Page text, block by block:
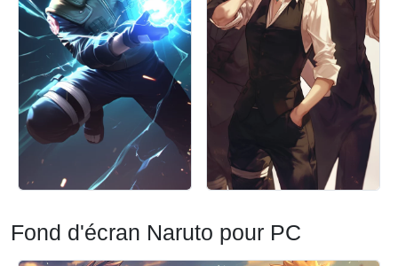
Fond d'écran Naruto pour PC